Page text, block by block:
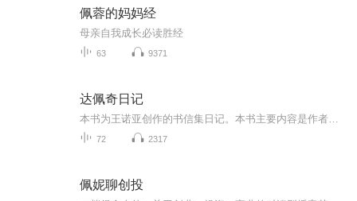
佩蓉的妈妈经
母亲自我成长必读胜经
63 9371
达佩奇日记
72 2317
佩妮聊创投